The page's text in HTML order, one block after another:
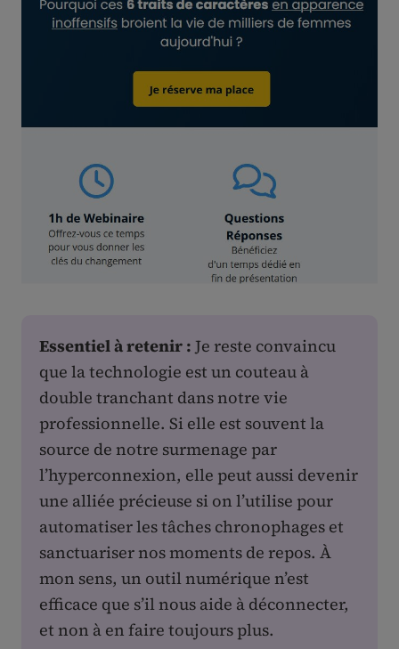
Essentiel à retenir : Je reste convaincu
que la technologie est un couteau à
double tranchant dans notre vie
professionnelle. Si elle est souvent la
source de notre surmenage par
l’hyperconnexion, elle peut aussi devenir
une alliée précieuse si on l’utilise pour
automatiser les tâches chronophages et
sanctuariser nos moments de repos. À
mon sens, un outil numérique n’est
efficace que s’il nous aide à déconnecter,
et non à en faire toujours plus.